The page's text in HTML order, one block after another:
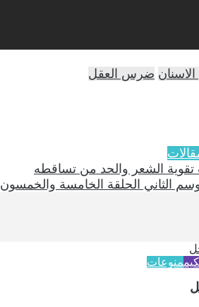
ضرس العقل
الشعر والحد من تساقطه
الثاني الحلقة الخامسة والخمسون
منوعات